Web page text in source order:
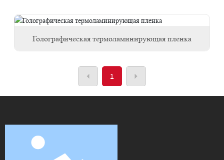
Голографическая термоламинирующая пленка
1